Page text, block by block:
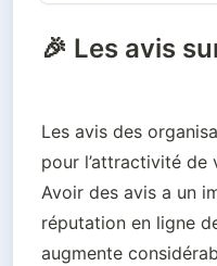
🎉 Les avis
Les avis des
pour l’attractivité de
Avoir des avis a un
réputation en ligne
augmente